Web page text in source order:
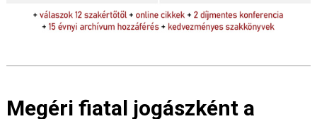
Megéri fiatal jogászként a